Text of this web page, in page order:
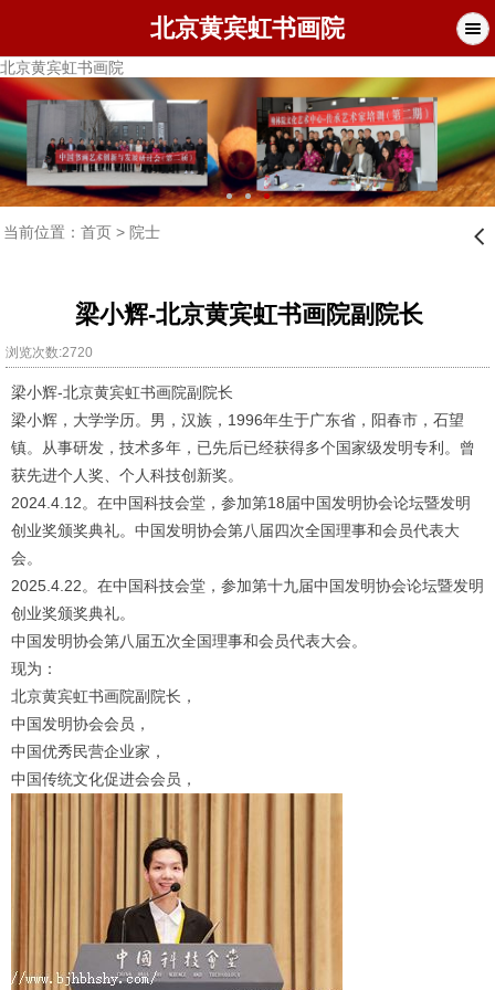
北京黄宾虹书画院
北京黄宾虹书画院
1
当前位置： 首页> 院士 󰊒
梁小辉-北京黄宾虹书画院副院长
浏览次数:2720
梁小辉-北京黄宾虹书画院副院长
梁小辉，大学学历。男，汉族，1996年生于广东省，阳春市，石望
镇。从事研发，技术多年，已先后已经获得多个国家级发明专利。曾
获先进个人奖、个人科技创新奖。
2024.4.12。在中国科技会堂，参加第18届中国发明协会论坛暨发明
创业奖颁奖典礼。中国发明协会第八届四次全国理事和会员代表大
会。
2025.4.22。在中国科技会堂，参加第十九届中国发明协会论坛暨发明
创业奖颁奖典礼。
中国发明协会第八届五次全国理事和会员代表大会。
现为：
北京黄宾虹书画院副院长，
中国发明协会会员，
中国优秀民营企业家，
中国传统文化促进会会员，